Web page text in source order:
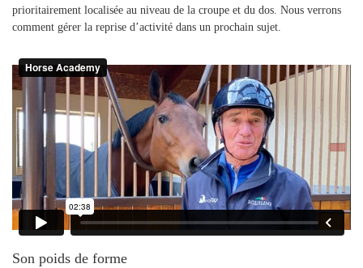
prioritairement localisée au niveau de la croupe et du dos. Nous verrons
comment gérer la reprise d’activité dans un prochain sujet.
Son poids de forme